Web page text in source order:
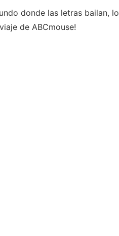
donde las letras bailan,
de ABCmouse!